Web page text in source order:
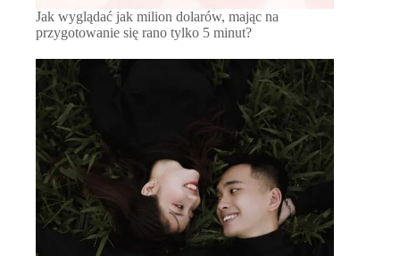
Jak wyglądać jak milion dolarów, mając na
przygotowanie się rano tylko 5 minut?